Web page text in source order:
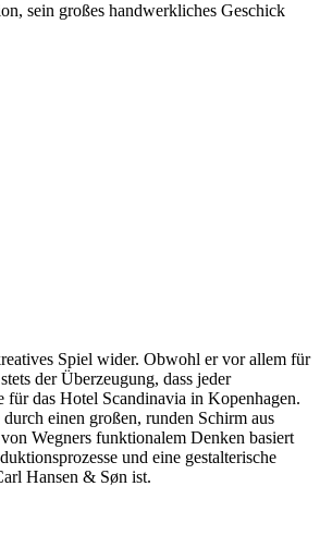
sein großes handwerkliches Geschick
Spiel wider. Obwohl er vor allem für
der Überzeugung, dass jeder
für das Hotel Scandinavia in Kopenhagen.
einen großen, runden Schirm aus
Wegners funktionalem Denken basiert
und eine gestalterische
Hansen & Søn ist.